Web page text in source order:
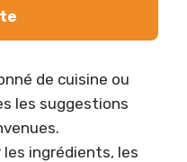
de cuisine ou
les suggestions
les ingrédients, les